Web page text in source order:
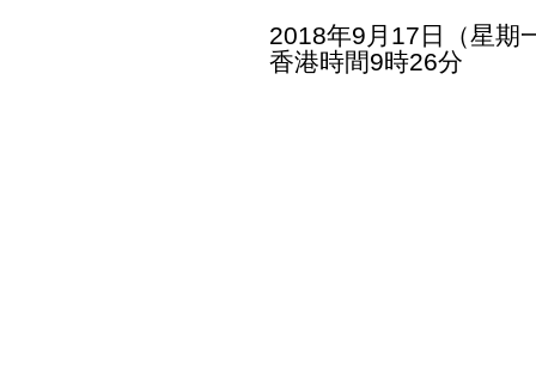
2018年9月17日（星期
香港時間9時26分